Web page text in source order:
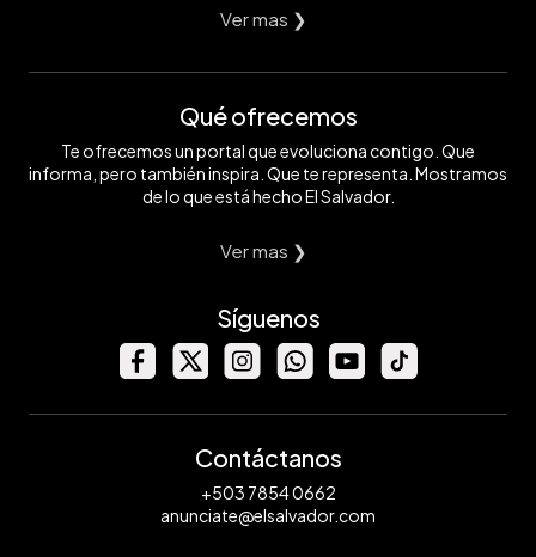
Ver mas ❯
Qué ofrecemos
Te ofrecemos un portal que evoluciona contigo. Que
informa, pero también inspira. Que te representa. Mostramos
de lo que está hecho El Salvador.
Ver mas ❯
Síguenos
Contáctanos
+503 7854 0662
anunciate@elsalvador.com